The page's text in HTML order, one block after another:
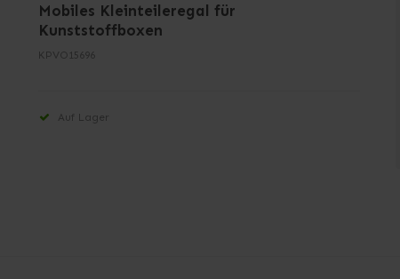
Mobiles Kleinteileregal für
Kunststoffboxen
KPVO15696
Auf Lager